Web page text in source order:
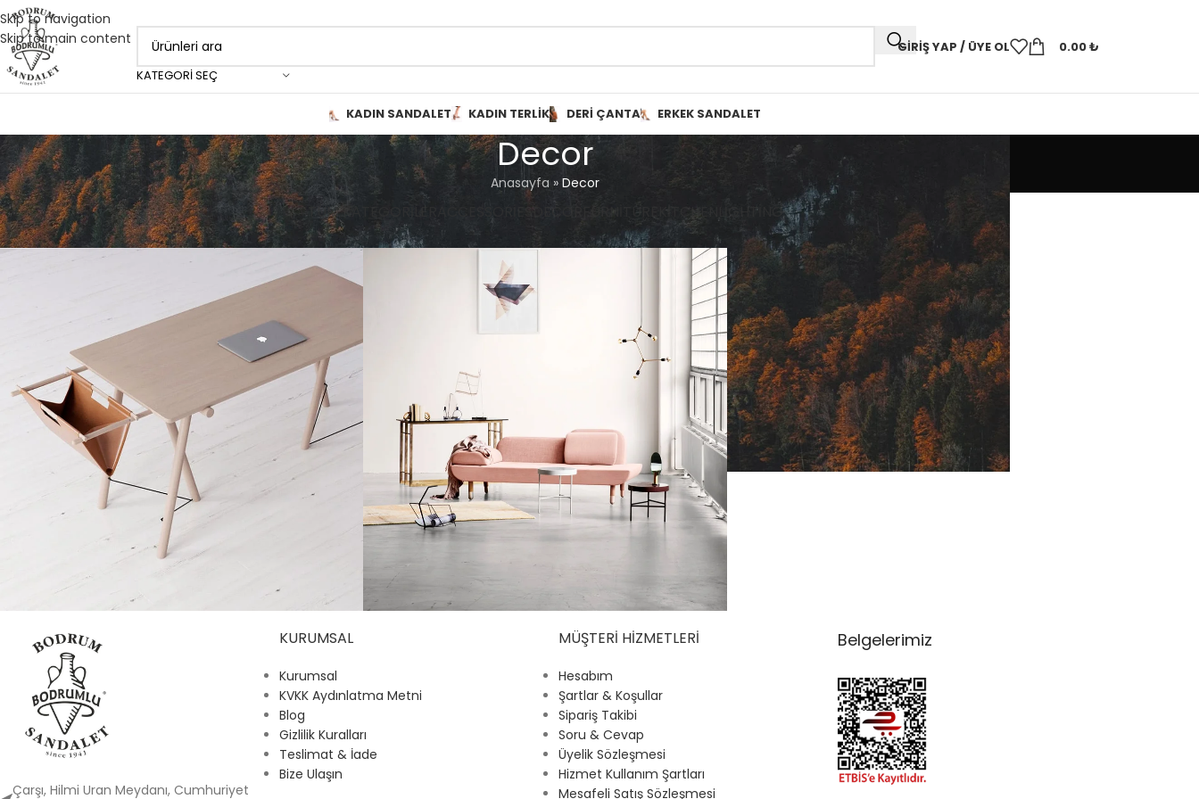
Skip to navigation
Skip to main content
KATEGORI SEÇ
GIRIŞ YAP / ÜYE OL 0.00₺
KADIN SANDALET KADIN TERLIK DERI ÇANTA ERKEK SANDALET
Decor
Anasayfa » Decor
TÜM KATEGORILER DECOR FURNITURE KITCHEN LIGHTING
Et vestibulum quis a suspendisse
Çarşı, Hilmi Uran Meydanı, Cumhuriyet
KURUMSAL
Kurumsal
KVKK Aydınlatma Metni
Blog
Gizlilik Kuralları
Teslimat & İade
Bize Ulaşın
MÜŞTERI HIZMETLERI
Hesabım
Şartlar & Koşullar
Sipariş Takibi
Soru & Cevap
Üyelik Sözleşmesi
Hizmet Kullanım Şartları
Mesafeli Satış Sözleşmesi
Belgelerimiz